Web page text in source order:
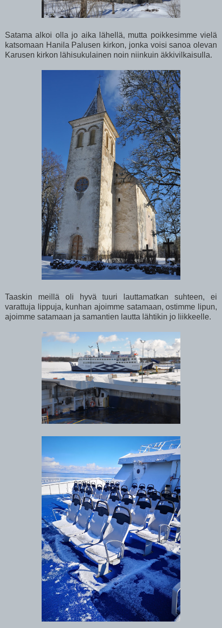
Satama alkoi olla jo aika lähellä, mutta poikkesimme vielä
katsomaan Hanila Palusen kirkon, jonka voisi sanoa olevan
Karusen kirkon lähisukulainen noin niinkuin äkkivilkaisulla.
Taaskin meillä oli hyvä tuuri lauttamatkan suhteen, ei
varattuja lippuja, kunhan ajoimme satamaan, ostimme lipun,
ajoimme satamaan ja samantien lautta lähtikin jo liikkeelle.